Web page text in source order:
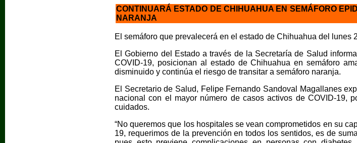
CONTINUARÁ ESTADO DE CHIHUAHUA EN SEMÁFORO
NARANJA
El semáforo que prevalecerá en el estado de Chihuahua del
El Gobierno del Estado a través de la Secretaría de Salud
COVID-19, posicionan al estado de Chihuahua en semáforo
disminuido y continúa el riesgo de transitar a semáforo naranja.
El Secretario de Salud, Felipe Fernando Sandoval Magallanes
nacional con el mayor número de casos activos de COVID-
cuidados.
“No queremos que los hospitales se vean comprometidos en su
19, requerimos de la prevención en todos los sentidos, es de